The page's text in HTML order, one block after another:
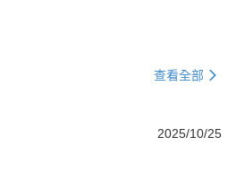
查看全部
2025/10/25